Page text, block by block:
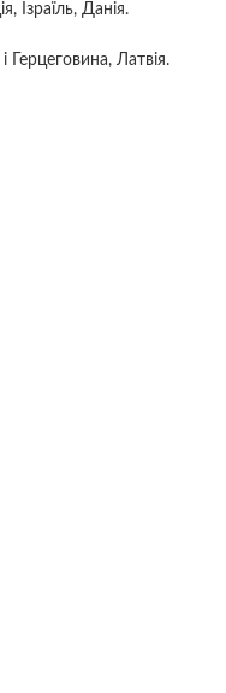
Ізраїль, Данія.
Герцеговина, Латвія.